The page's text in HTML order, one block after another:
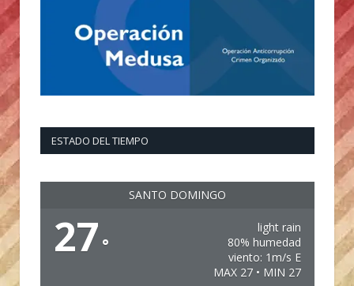
ESTADO DEL TIEMPO
SANTO DOMINGO
27 °
light rain
80% humedad
viento: 1m/s E
MAX 27 • MIN 27